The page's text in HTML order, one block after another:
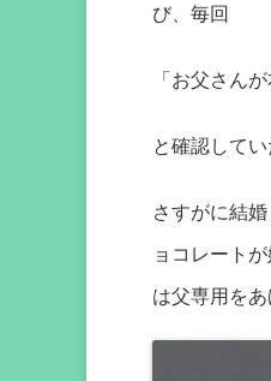
び、毎回
「お父さん
と確認して
さすがに結
ョコレート
は父専用をあ